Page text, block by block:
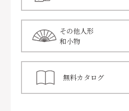
その他人形
和小物
無料カタログ